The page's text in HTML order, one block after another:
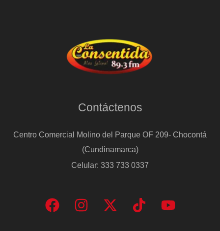
Contáctenos
Centro Comercial Molino del Parque OF 209- Chocontá
(Cundinamarca)
Celular: 333 733 0337